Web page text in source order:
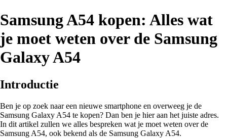
Samsung A54 kopen: Alles wat
je moet weten over de Samsung
Galaxy A54
Introductie
Ben je op zoek naar een nieuwe smartphone en overweeg je de
Samsung Galaxy A54 te kopen? Dan ben je hier aan het juiste adres.
In dit artikel zullen we alles bespreken wat je moet weten over de
Samsung A54, ook bekend als de Samsung Galaxy A54.